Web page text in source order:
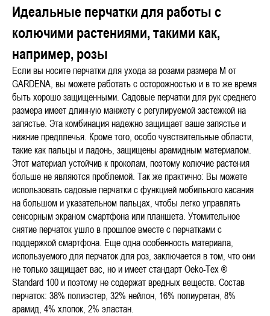
Идеальные перчатки для работы с
колючими растениями, такими как,
например, розы
Если вы носите перчатки для ухода за розами размера М от
GARDENA, вы можете работать с осторожностью и в то же время
быть хорошо защищенными. Садовые перчатки для рук среднего
размера имеет длинную манжету с регулируемой застежкой на
запястье. Эта комбинация надежно защищает ваше запястье и
нижние предплечья. Кроме того, особо чувствительные области,
такие как пальцы и ладонь, защищены арамидным материалом.
Этот материал устойчив к проколам, поэтому колючие растения
больше не являются проблемой. Так же практично: Вы можете
использовать садовые перчатки с функцией мобильного касания
на большом и указательном пальцах, чтобы легко управлять
сенсорным экраном смартфона или планшета. Утомительное
снятие перчаток ушло в прошлое вместе с перчатками с
поддержкой смартфона. Еще одна особенность материала,
используемого для перчаток для роз, заключается в том, что они
не только защищает вас, но и имеет стандарт Oeko-Tex ®
Standard 100 и поэтому не содержат вредных веществ. Состав
перчаток: 38% полиэстер, 32% нейлон, 16% полиуретан, 8%
арамид, 4% хлопок, 2% эластан.